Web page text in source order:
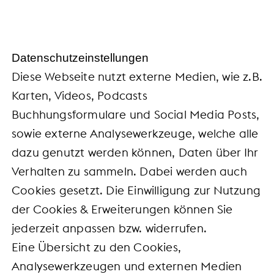
Daten­schutz­ein­stel­lun­gen
Diese Webseite nutzt externe Medien, wie z.B.
Karten, Videos, Podcasts
Buchhungsformulare und Social Media Posts,
sowie externe Analysewerkzeuge, welche alle
dazu genutzt werden können, Daten über Ihr
Verhalten zu sammeln. Dabei werden auch
Cookies gesetzt. Die Einwilligung zur Nutzung
der Cookies & Erweiterungen können Sie
jederzeit anpassen bzw. widerrufen.
Eine Übersicht zu den Cookies,
Analysewerkzeugen und externen Medien